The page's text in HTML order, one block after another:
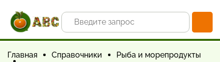
Главная Справочники
Рыба и морепродукты